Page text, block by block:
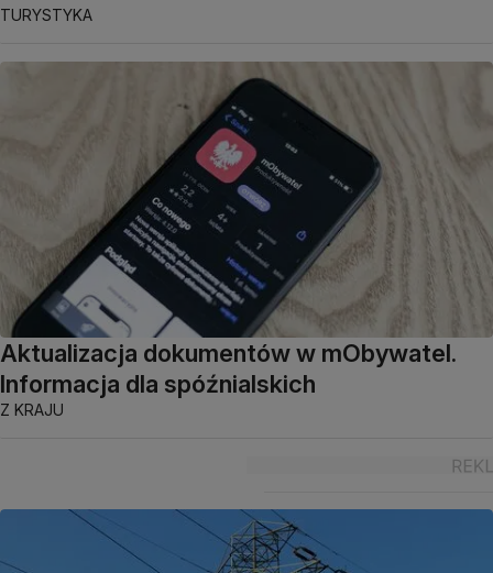
TURYSTYKA
Aktualizacja dokumentów w mObywatel.
Informacja dla spóźnialskich
Z KRAJU